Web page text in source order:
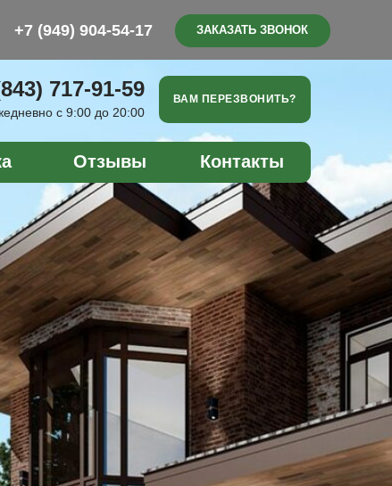
ЗАКАЗАТЬ ЗВОНОК
54-17
717-91-59
с 9:00 до 20:00
Отзывы Контакты
ВАМ ПЕРЕЗВОНИТЬ?